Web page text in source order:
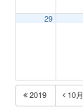
29
2019 10月